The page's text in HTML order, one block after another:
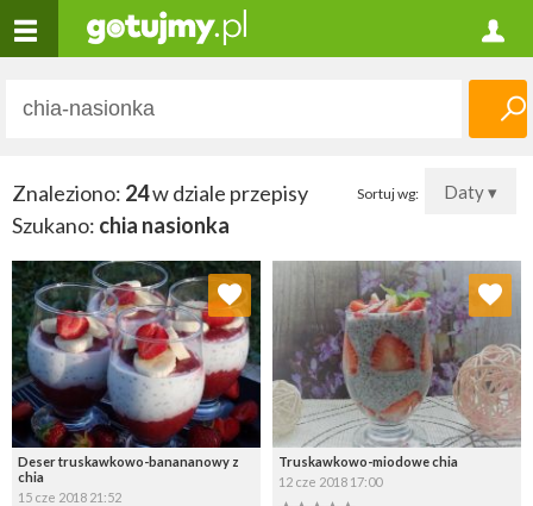
Sortuj wg: Daty ▾
Znaleziono: 24w dziale przepisy
Szukano: chia nasionka
Deser truskawkowo-banananowy z
chia
15 cze 2018 21:52
Dodaj do ulubionych
Wybierz listę:
Truskawkowo-miodowe chia
12 cze 2018 17:00
Dodaj do ulubionych
Wybierz listę: